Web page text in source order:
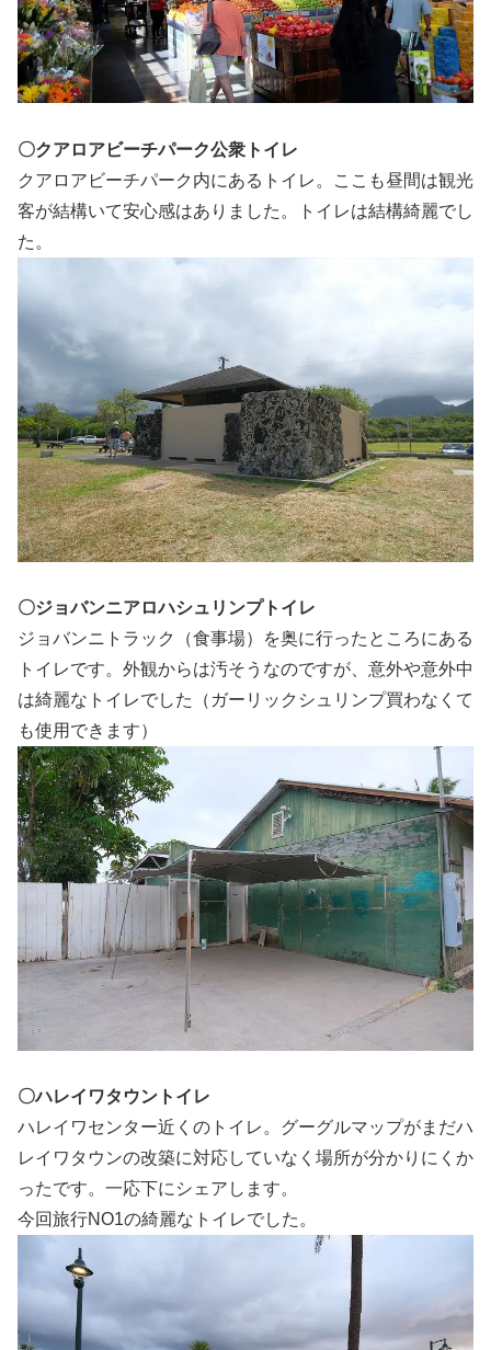
〇クアロアビーチパーク公衆トイレ
クアロアビーチパーク内にあるトイレ。ここも昼間は観光
客が結構いて安心感はありました。トイレは結構綺麗でし
た。
〇ジョバンニアロハシュリンプトイレ
ジョバンニトラック（食事場）を奥に行ったところにある
トイレです。外観からは汚そうなのですが、意外や意外中
は綺麗なトイレでした（ガーリックシュリンプ買わなくて
も使用できます）
〇ハレイワタウントイレ
ハレイワセンター近くのトイレ。グーグルマップがまだハ
レイワタウンの改築に対応していなく場所が分かりにくか
ったです。一応下にシェアします。
今回旅行NO1の綺麗なトイレでした。